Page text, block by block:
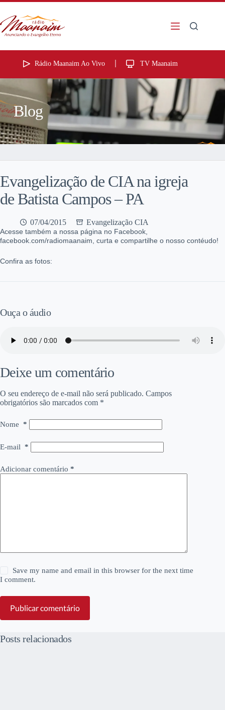
Rádio Maanaim Ao Vivo TV Maanaim
Blog
Evangelização de CIA na igreja
de Batista Campos – PA
07/04/2015 Evangelização CIA
Acesse também a nossa página no Facebook,
facebook.com/radiomaanaim, curta e compartilhe o nosso contéudo!
Confira as fotos:
Ouça o áudio
Deixe um comentário
O seu endereço de e-mail não será publicado. Campos
obrigatórios são marcados com *
Nome *
E-mail *
Adicionar comentário *
Save my name and email in this browser for the next time
I comment.
Publicar comentário
Posts relacionados